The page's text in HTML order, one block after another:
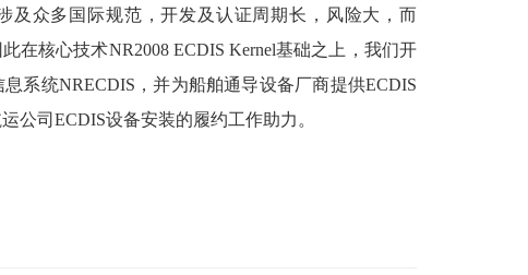
及众多国际规范，开发及认证周期长，风险大，而
在核心技术NR2008 ECDIS Kernel基础之上，我们开
系统NRECDIS，并为船舶通导设备厂商提供ECDIS
公司ECDIS设备安装的履约工作助力。